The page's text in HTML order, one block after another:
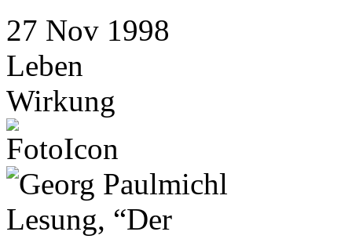
27 Nov 1998
Leben
Wirkung